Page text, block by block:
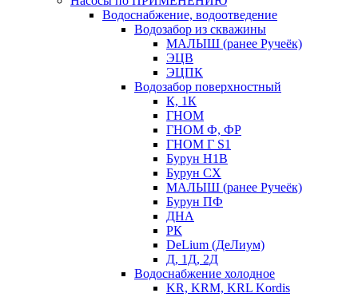
Водоснабжение, водоотведение
Водозабор из скважины
МАЛЫШ (ранее Ручеёк)
ЭЦВ
ЭЦПК
Водозабор поверхностный
К, 1К
ГНОМ
ГНОМ Ф, ФР
ГНОМ Г S1
Бурун Н1В
Бурун СХ
МАЛЫШ (ранее Ручеёк)
Бурун ПФ
ДНА
РК
DeLium (ДеЛиум)
Д, 1Д, 2Д
Водоснабжение холодное
KR, KRM, KRL Kordis